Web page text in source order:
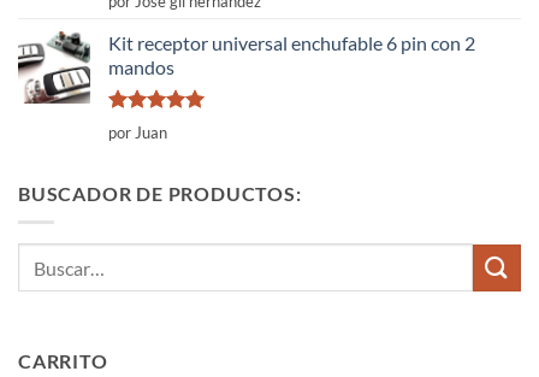
con
de 5
Kit receptor universal enchufable 6 pin con 2
mandos
Valorado
con
por Juan
BUSCADOR DE PRODUCTOS:
CARRITO